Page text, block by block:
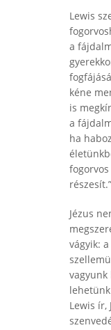
Lewis
a
kéne
is
a
ha
részesít.”
Jézus
vágyik:
vagyunk
Lewis ír,